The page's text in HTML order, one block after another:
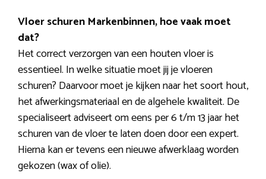
Vloer schuren Markenbinnen, hoe vaak moet
dat?
Het correct verzorgen van een houten vloer is
essentieel. In welke situatie moet jij je vloeren
schuren? Daarvoor moet je kijken naar het soort hout,
het afwerkingsmateriaal en de algehele kwaliteit. De
specialiseert adviseert om eens per 6 t/m 13 jaar het
schuren van de vloer te laten doen door een expert.
Hierna kan er tevens een nieuwe afwerklaag worden
gekozen (wax of olie).